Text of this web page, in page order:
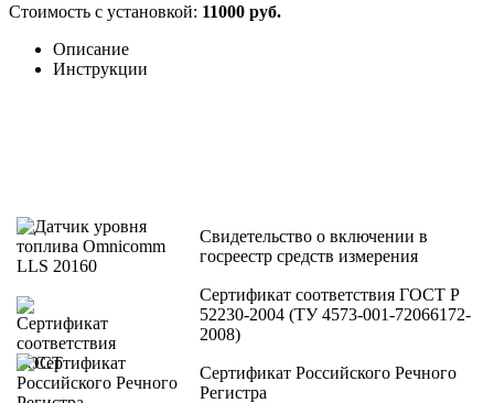
Стоимость с установкой: 11000 руб.
Описание
Инструкции
Свидетельство о включении в
госреестр средств измерения
Сертификат соответствия ГОСТ Р
52230-2004 (ТУ 4573-001-72066172-
2008)
Сертификат Российского Речного
Регистра